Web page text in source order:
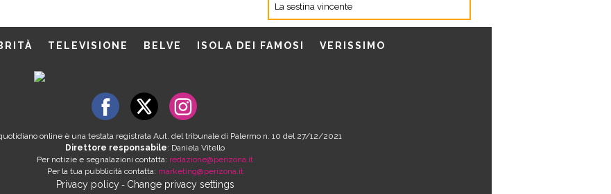
La sestina vincente
TELEVISIONE BELVE ISOLA DEI FAMOSI VERISSIMO
online è una testata registrata Aut. del tribunale di Palermo n. 10 del 27/12/2021
Direttore responsabile: Daniela Vitello
Per notizie e segnalazioni contatta: redazione@perizona.it
Per la tua pubblicità contatta: marketing@perizona.it
Privacy policy- Change privacy settings